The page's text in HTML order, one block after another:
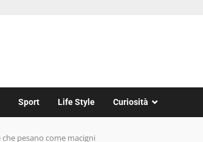
Sport Life Style Curiosità
che pesano come macigni